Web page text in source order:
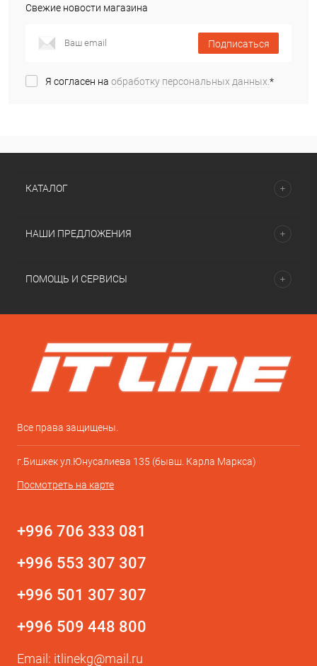
Свежие новости магазина
Подписаться
Я согласен на обработку персональных данных.*
КАТАЛОГ
НАШИ ПРЕДЛОЖЕНИЯ
ПОМОЩЬ И СЕРВИСЫ
Все права защищены.
г.Бишкек ул.Юнусалиева 135 (бывш. Карла Маркса)
Посмотреть на карте
+996 706 333 081
+996 553 307 307
+996 501 307 307
+996 509 448 800
Email: itlinekg@mail.ru